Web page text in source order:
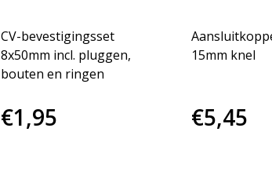
CV-bevestigingsset
8x50mm incl. pluggen,
bouten en ringen
€1,95
15mm knel
€5,45